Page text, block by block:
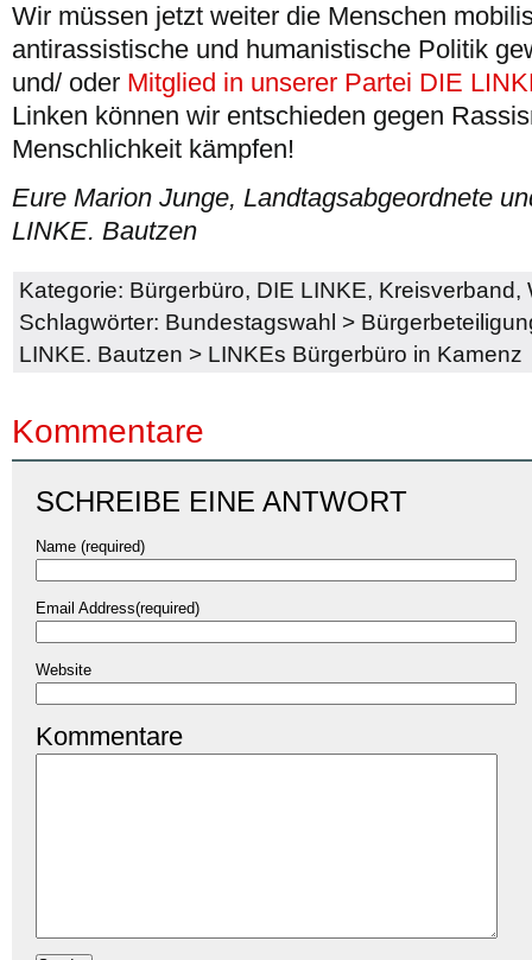
Wir müssen jetzt weiter die Menschen
antirassistische und humanistische Politik
und/ oder Mitglied in unserer Partei DIE
Linken können wir entschieden gegen
Menschlichkeit kämpfen!
Eure Marion Junge, Landtagsabgeordnete
LINKE. Bautzen
Kategorie: Bürgerbüro, DIE LINKE, Kreisverband,
Schlagwörter: Bundestagswahl >
LINKE. Bautzen > LINKEs Bürgerbüro in Kamenz
Kommentare
SCHREIBE EINE ANTWORT
Name (required)
Email Address(required)
Website
Kommentare